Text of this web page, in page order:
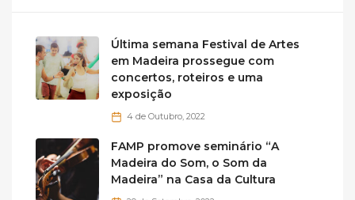
Última semana Festival de Artes
em Madeira prossegue com
concertos, roteiros e uma
exposição
4 de Outubro, 2022
FAMP promove seminário “A
Madeira do Som, o Som da
Madeira” na Casa da Cultura